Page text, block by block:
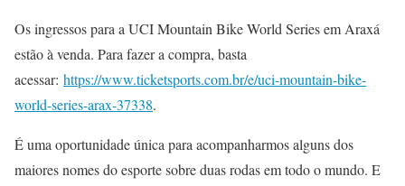
Os ingressos para a UCI Mountain Bike World Series em Araxá
estão à venda. Para fazer a compra, basta
acessar: https://www.ticketsports.com.br/e/uci-mountain-bike-
world-series-arax-37338.
É uma oportunidade única para acompanharmos alguns dos
maiores nomes do esporte sobre duas rodas em todo o mundo. E